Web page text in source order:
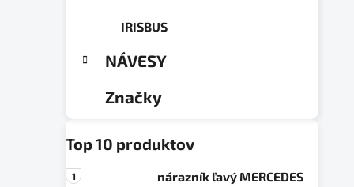
IRISBUS
NÁVESY
Značky
Top 10 produktov
nárazník ľavý MERCEDES